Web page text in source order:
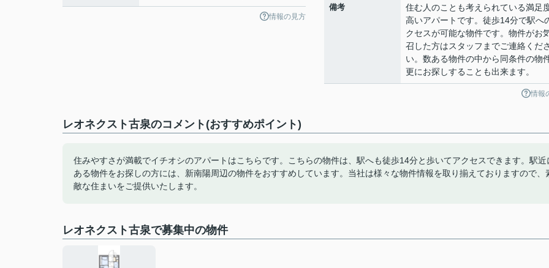
情報の見方
備考
住む人のことも考えられている満足
高いアパートです。徒歩14分で駅へ
クセスが可能な物件です。物件がお
召した方はスタッフまでご連絡くだ
い。数ある物件の中から同条件の物
更にお探しすることも出来ます。
情報
レオネクスト古泉のコメント(おすすめポイント)
住みやすさが満載でイチオシのアパートはこちらです。こちらの物件は、駅へも徒歩14分と歩いてアクセスできます。駅近
ある物件をお探しの方には、新南陽周辺の物件をおすすめしています。当社は様々な物件情報を取り揃えておりますので、
敵な住まいをご提供いたします。
レオネクスト古泉で募集中の物件